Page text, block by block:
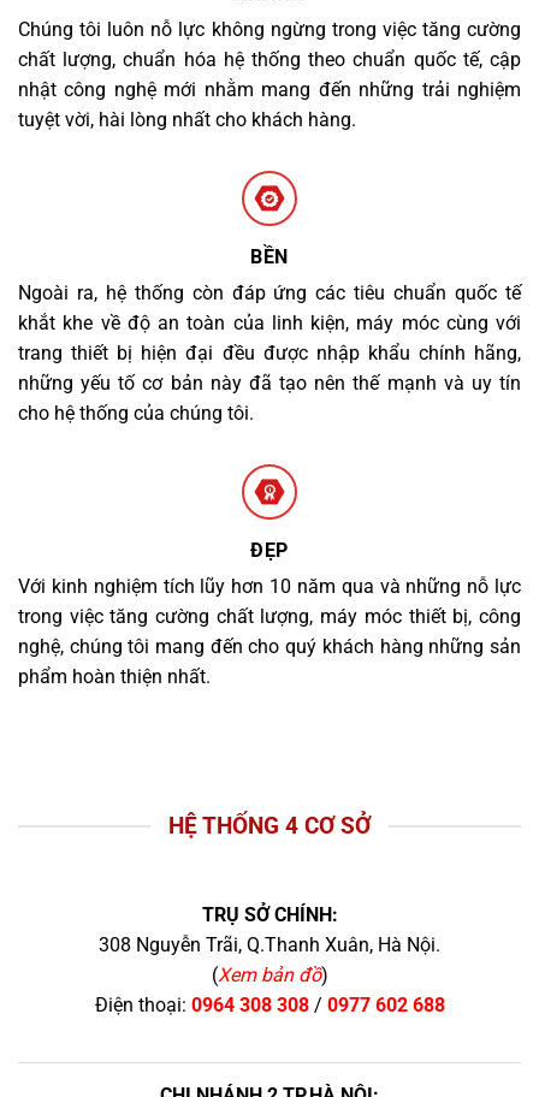
Chúng tôi luôn nỗ lực không ngừng trong việc tăng cường
chất lượng, chuẩn hóa hệ thống theo chuẩn quốc tế, cập
nhật công nghệ mới nhằm mang đến những trải nghiệm
tuyệt vời, hài lòng nhất cho khách hàng.
BỀN
Ngoài ra, hệ thống còn đáp ứng các tiêu chuẩn quốc tế
khắt khe về độ an toàn của linh kiện, máy móc cùng với
trang thiết bị hiện đại đều được nhập khẩu chính hãng,
những yếu tố cơ bản này đã tạo nên thế mạnh và uy tín
cho hệ thống của chúng tôi.
ĐẸP
Với kinh nghiệm tích lũy hơn 10 năm qua và những nỗ lực
trong việc tăng cường chất lượng, máy móc thiết bị, công
nghệ, chúng tôi mang đến cho quý khách hàng những sản
phẩm hoàn thiện nhất.
HỆ THỐNG 4 CƠ SỞ
TRỤ SỞ CHÍNH:
308 Nguyễn Trãi, Q.Thanh Xuân, Hà Nội.
(Xem bản đồ)
Điện thoại: 0964 308 308/ 0977 602 688